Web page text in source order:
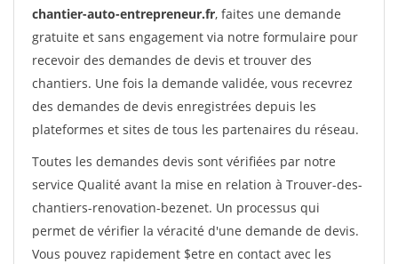
chantier-auto-entrepreneur.fr, faites une demande
gratuite et sans engagement via notre formulaire pour
recevoir des demandes de devis et trouver des
chantiers. Une fois la demande validée, vous recevrez
des demandes de devis enregistrées depuis les
plateformes et sites de tous les partenaires du réseau.
Toutes les demandes devis sont vérifiées par notre
service Qualité avant la mise en relation à Trouver-des-
chantiers-renovation-bezenet. Un processus qui
permet de vérifier la véracité d'une demande de devis.
Vous pouvez rapidement $etre en contact avec les